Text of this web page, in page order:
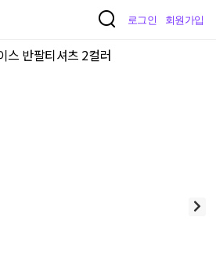
로그인 회원가입